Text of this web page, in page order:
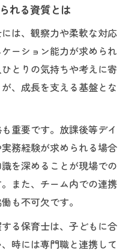
れる資質とは
は、観察力や柔軟な対応
ーション能力が求められ
とりの気持ちや考えに寄
、成長を支える基盤とな
重要です。放課後等デイ
務経験が求められる場合
を深めることが現場での
また、チーム内での連携
も不可欠です。
る保育士は、子どもに合
時には専門職と連携して